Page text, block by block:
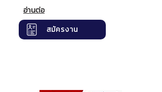
อ่านต่อ
สมัครงาน